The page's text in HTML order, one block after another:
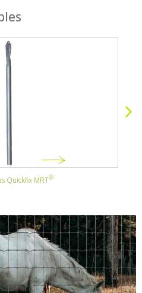
Quickfix MRT